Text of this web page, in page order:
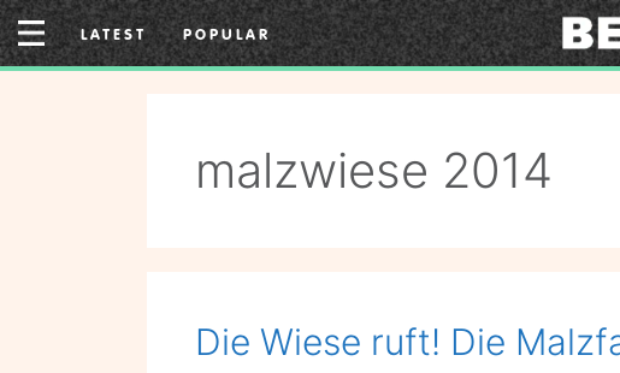
Skip
to
content
LATEST POPULAR
malzwiese 2014
Die Wiese ruft! Die